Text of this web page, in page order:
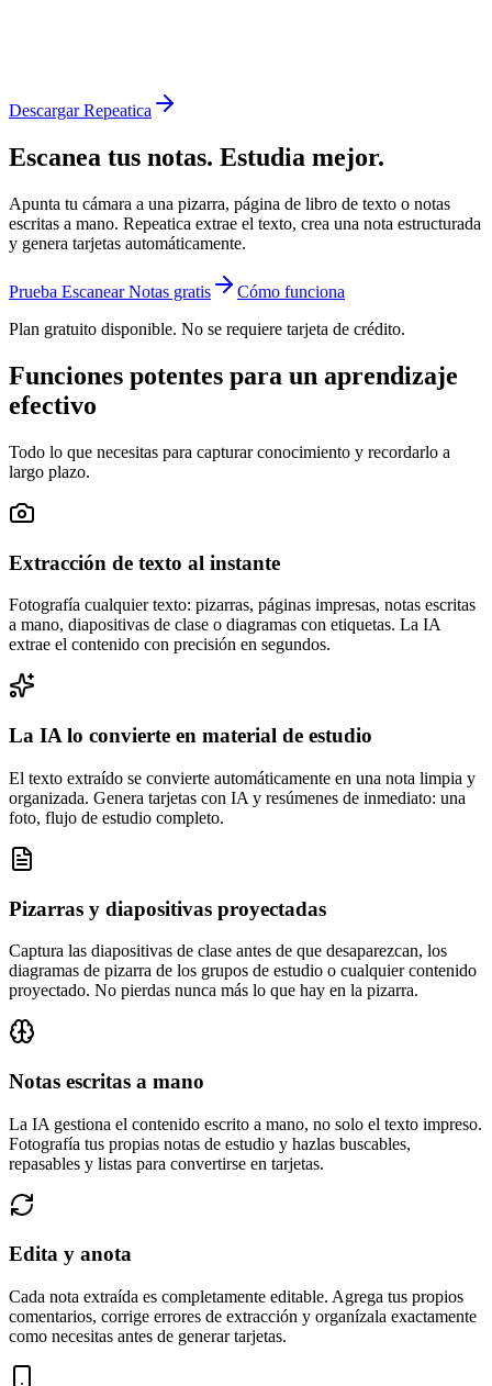
Descargar Repeatica
Escanea tus notas. Estudia mejor.
Apunta tu cámara a una pizarra, página de libro de texto o notas
escritas a mano. Repeatica extrae el texto, crea una nota estructurada
y genera tarjetas automáticamente.
Prueba Escanear Notas gratis
Cómo funciona
Plan gratuito disponible. No se requiere tarjeta de crédito.
Funciones potentes para un aprendizaje
efectivo
Todo lo que necesitas para capturar conocimiento y recordarlo a
largo plazo.
Extracción de texto al instante
Fotografía cualquier texto: pizarras, páginas impresas, notas escritas
a mano, diapositivas de clase o diagramas con etiquetas. La IA
extrae el contenido con precisión en segundos.
La IA lo convierte en material de estudio
El texto extraído se convierte automáticamente en una nota limpia y
organizada. Genera tarjetas con IA y resúmenes de inmediato: una
foto, flujo de estudio completo.
Pizarras y diapositivas proyectadas
Captura las diapositivas de clase antes de que desaparezcan, los
diagramas de pizarra de los grupos de estudio o cualquier contenido
proyectado. No pierdas nunca más lo que hay en la pizarra.
Notas escritas a mano
La IA gestiona el contenido escrito a mano, no solo el texto impreso.
Fotografía tus propias notas de estudio y hazlas buscables,
repasables y listas para convertirse en tarjetas.
Edita y anota
Cada nota extraída es completamente editable. Agrega tus propios
comentarios, corrige errores de extracción y organízala exactamente
como necesitas antes de generar tarjetas.